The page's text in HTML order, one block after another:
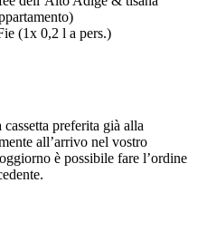
(1x 0,2 l a pers.)
preferita già alla
all’arrivo nel vostro
è possibile fare l’ordine